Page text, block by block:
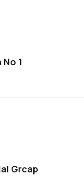
1
Grcap